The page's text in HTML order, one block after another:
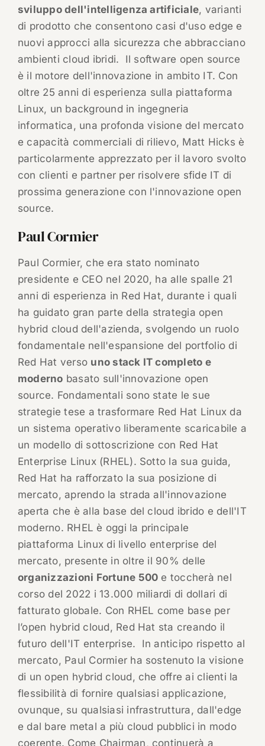
sviluppo dell'intelligenza artificiale, varianti
di prodotto che consentono casi d'uso edge e
nuovi approcci alla sicurezza che abbracciano
ambienti cloud ibridi. Il software open source
è il motore dell'innovazione in ambito IT. Con
oltre 25 anni di esperienza sulla piattaforma
Linux, un background in ingegneria
informatica, una profonda visione del mercato
e capacità commerciali di rilievo, Matt Hicks è
particolarmente apprezzato per il lavoro svolto
con clienti e partner per risolvere sfide IT di
prossima generazione con l'innovazione open
source.
Paul Cormier
Paul Cormier, che era stato nominato
presidente e CEO nel 2020, ha alle spalle 21
anni di esperienza in Red Hat, durante i quali
ha guidato gran parte della strategia open
hybrid cloud dell'azienda, svolgendo un ruolo
fondamentale nell'espansione del portfolio di
Red Hat verso uno stack IT completo e
moderno basato sull'innovazione open
source. Fondamentali sono state le sue
strategie tese a trasformare Red Hat Linux da
un sistema operativo liberamente scaricabile a
un modello di sottoscrizione con Red Hat
Enterprise Linux (RHEL). Sotto la sua guida,
Red Hat ha rafforzato la sua posizione di
mercato, aprendo la strada all'innovazione
aperta che è alla base del cloud ibrido e dell'IT
moderno. RHEL è oggi la principale
piattaforma Linux di livello enterprise del
mercato, presente in oltre il 90% delle
organizzazioni Fortune 500 e toccherà nel
corso del 2022 i 13.000 miliardi di dollari di
fatturato globale. Con RHEL come base per
l’open hybrid cloud, Red Hat sta creando il
futuro dell'IT enterprise. In anticipo rispetto al
mercato, Paul Cormier ha sostenuto la visione
di un open hybrid cloud, che offre ai clienti la
flessibilità di fornire qualsiasi applicazione,
ovunque, su qualsiasi infrastruttura, dall'edge
e dal bare metal a più cloud pubblici in modo
coerente. Come Chairman, continuerà a